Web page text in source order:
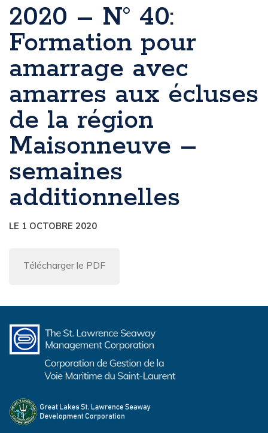
2020 – N° 40:
Formation pour
amarrage avec
amarres aux écluses
de la région
Maisonneuve –
semaines
additionnelles
LE 1 OCTOBRE 2020
Télécharger le PDF